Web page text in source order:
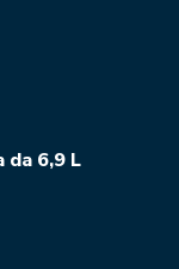
da 6,9 L